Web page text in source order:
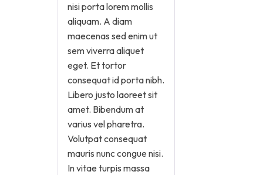
nisi porta lorem mollis
aliquam. A diam
maecenas sed enim ut
sem viverra aliquet
eget. Et tortor
consequat id porta nibh.
Libero justo laoreet sit
amet. Bibendum at
varius vel pharetra.
Volutpat consequat
mauris nunc congue nisi.
In vitae turpis massa